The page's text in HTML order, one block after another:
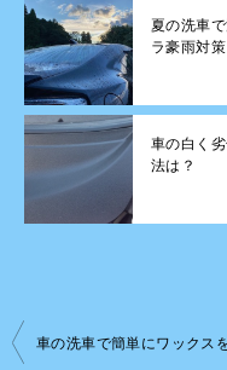
夏の洗車
ラ豪雨対策
車の白く
法は？
投